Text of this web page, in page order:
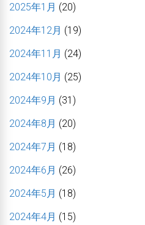
2025年1月 (20)
2024年12月 (19)
2024年11月 (24)
2024年10月 (25)
2024年9月 (31)
2024年8月 (20)
2024年7月 (18)
2024年6月 (26)
2024年5月 (18)
2024年4月 (15)